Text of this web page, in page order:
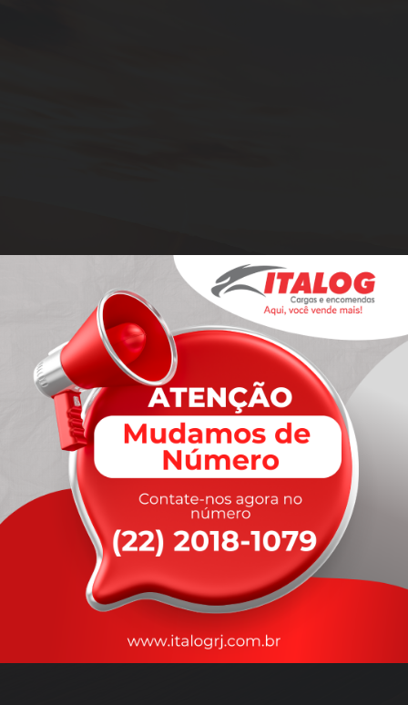
rapidez
que você precisa,
com a qualidade que vocêmerece.
Nossos motoristas são treinados para garantir a máxima
durante o transporte, com rastreamento em tempo real.